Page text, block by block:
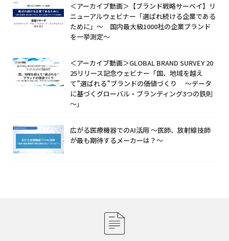
＜アーカイブ動画＞【ブランド戦略サーベイ】リ
ニューアルウェビナー「選ばれ続ける企業である
ために」～ 国内最大級1000社の企業ブランド
を一挙測定～
＜アーカイブ動画＞GLOBAL BRAND SURVEY 20
25リリース記念ウェビナー「国、地域を越え
て”選ばれる”ブランドの価値づくり ～データ
に基づくグローバル・ブランディング3つの鉄則
～」
広がる医療機器でのAI活用 ～医師、放射線技師
が最も期待するメーカーは？～